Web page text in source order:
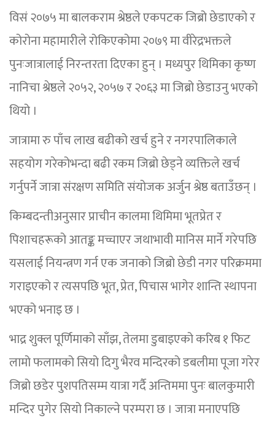
विसं २०७५ मा बालकराम श्रेष्ठले एकपटक जिब्रो छेडाएको र
कोरोना महामारीले रोकिएकोमा २०७९ मा वीरेद्रभक्तले
पुनःजात्रालाई निरन्तरता दिएका हुन् । मध्यपुर थिमिका कृष्ण
नानिचा श्रेष्ठले २०५२, २०५७ र २०६३ मा जिब्रो छेडाउनु भएको
थियो ।
जात्रामा रु पाँच लाख बढीको खर्च हुने र नगरपालिकाले
सहयोग गरेकोभन्दा बढी रकम जिब्रो छेड्ने व्यक्तिले खर्च
गर्नुपर्ने जात्रा संरक्षण समिति संयोजक अर्जुन श्रेष्ठ बताउँछन् ।
किम्बदन्तीअनुसार प्राचीन कालमा थिमिमा भूतप्रेत र
पिशाचहरूको आतङ्क मच्चाएर जथाभावी मानिस मार्ने गरेपछि
यसलाई नियन्त्रण गर्न एक जनाको जिब्रो छेडी नगर परिक्रममा
गराइएको र त्यसपछि भूत, प्रेत, पिचास भागेर शान्ति स्थापना
भएको भनाइ छ ।
भाद्र शुक्ल पूर्णिमाको साँझ, तेलमा डुबाइएको करिब १ फिट
लामो फलामको सियो दिगु भैरव मन्दिरको डबलीमा पूजा गरेर
जिब्रो छडेर पुशपतिसम्म यात्रा गर्दै अन्तिममा पुनः बालकुमारी
मन्दिर पुगेर सियो निकाल्ने परम्परा छ । जात्रा मनाएपछि